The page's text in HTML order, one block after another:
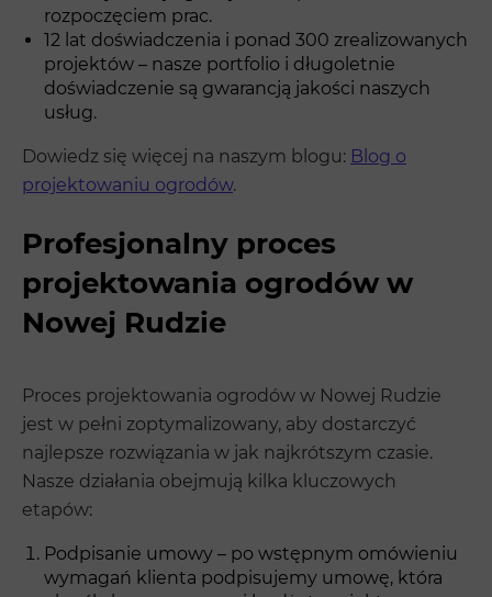
rozpoczęciem prac.
12 lat doświadczenia i ponad 300 zrealizowanych
projektów – nasze portfolio i długoletnie
doświadczenie są gwarancją jakości naszych
usług.
Dowiedz się więcej na naszym blogu: Blog o
projektowaniu ogrodów.
Profesjonalny proces
projektowania ogrodów w
Nowej Rudzie
Proces projektowania ogrodów w Nowej Rudzie
jest w pełni zoptymalizowany, aby dostarczyć
najlepsze rozwiązania w jak najkrótszym czasie.
Nasze działania obejmują kilka kluczowych
etapów:
Podpisanie umowy – po wstępnym omówieniu
wymagań klienta podpisujemy umowę, która